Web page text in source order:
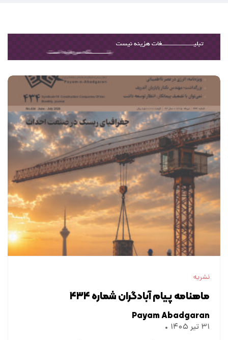
نشریه
ماهنامه پیام آبادگران شماره ۴۳۴
Payam Abadgaran
۳۱ تیر ۱۴۰۵